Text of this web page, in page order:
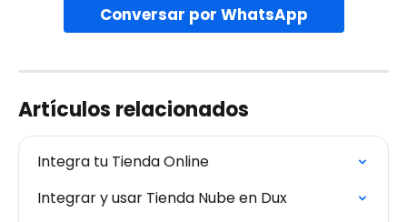
Conversar por WhatsApp
Artículos relacionados
Integra tu Tienda Online
Integrar y usar Tienda Nube en Dux